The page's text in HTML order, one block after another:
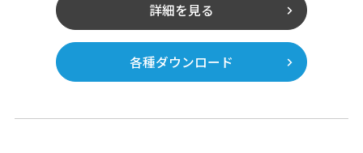
詳細を見る
各種ダウンロード